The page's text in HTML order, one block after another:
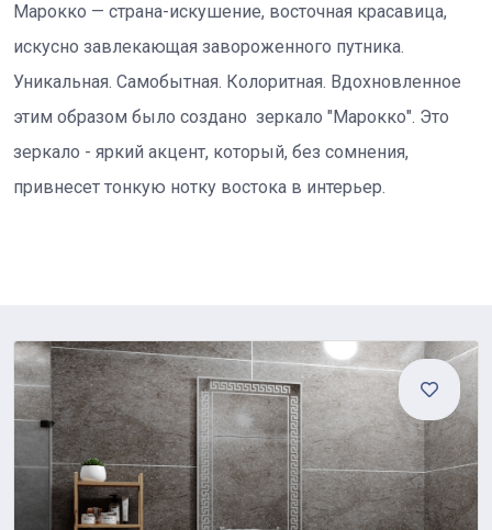
Марокко — страна-искушение, восточная красавица,
искусно завлекающая завороженного путника.
Уникальная. Самобытная. Колоритная. Вдохновленное
этим образом было создано зеркало "Марокко". Это
зеркало - яркий акцент, который, без сомнения,
привнесет тонкую нотку востока в интерьер.